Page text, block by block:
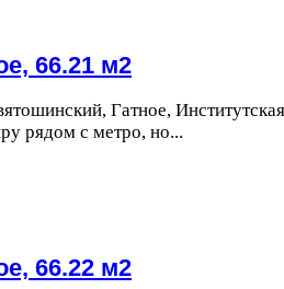
66.21 м2
Гатное,
рядом с метро, но...
66.22 м2